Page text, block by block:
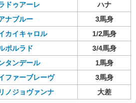
ドゥアーレ
ハナ
ナブルー
3馬身
カイキャロル
1/2馬身
ポルラド
3/4馬身
タンデール
1馬身
ファーブレーヴ
3馬身
ノジョヴァンナ 大差